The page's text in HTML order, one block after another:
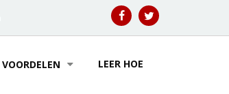
VOORDELEN LEER HOE